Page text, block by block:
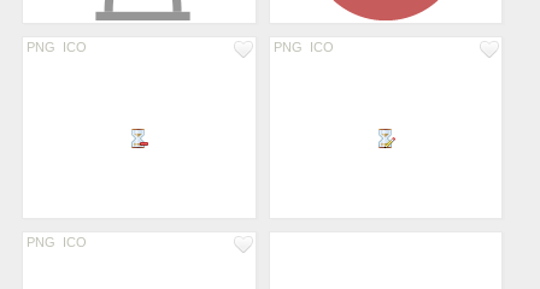
PNG ICO PNG ICO
PNG ICO